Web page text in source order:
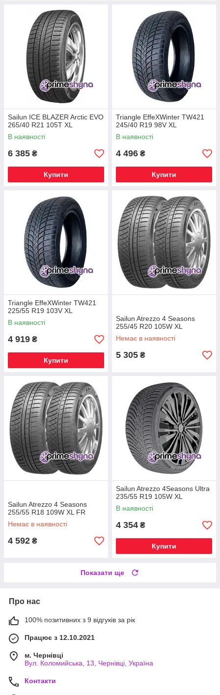
Sailun ICE BLAZER Arctic EVO
265/40 R21 105T XL
В наявності
6 385 ₴
Купити
Triangle EffeXWinter TW421
245/40 R19 98V XL
В наявності
4 496 ₴
Купити
Triangle EffeXWinter TW421
225/55 R19 103V XL
В наявності
4 919 ₴
Купити
Sailun Atrezzo 4 Seasons
255/45 R20 105W XL
Немає в наявності
5 305 ₴
Sailun Atrezzo 4 Seasons
255/55 R18 109W XL FR
Немає в наявності
4 592 ₴
Sailun Atrezzo 4Seasons Ultra
235/55 R19 105W XL
В наявності
4 354 ₴
Купити
Показати ще
Про нас
100% позитивних з 9 відгуків за рік
Працює з 12.10.2021
м. Чернівці
Вул. Коломийська, 13, Чернівці, Україна
Контакти